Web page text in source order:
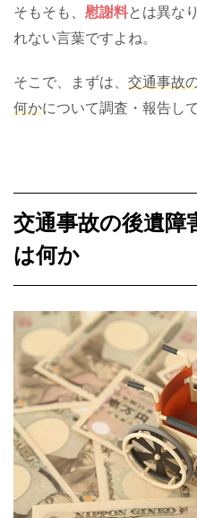
そもそも、 慰謝料とは異なり
れない言葉ですよね。
そこで、まずは、 交通事故
何かについて調査・報告し
交通事故の後遺障
は何か